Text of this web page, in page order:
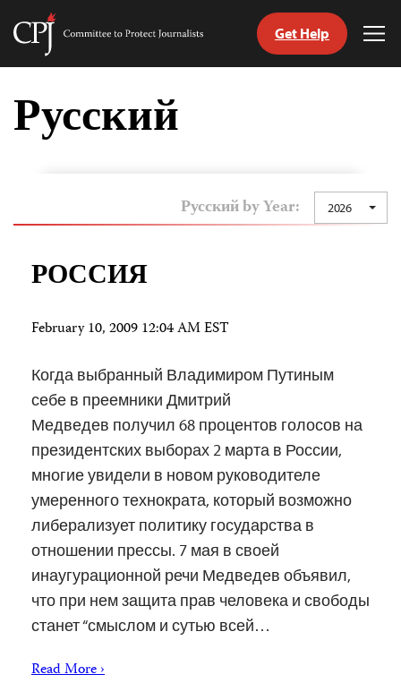
Skip
content
Committee
Journalists
Get Help
Русский
Русский by Year: 2026
РОССИЯ
February 10, 2009 12:04 AM EST
Когда выбранный Владимиром Путиным
себе в преемники Дмитрий
Медведев получил 68 процентов голосов на
президентских выборах 2 марта в России,
многие увидели в новом руководителе
умеренного технократа, который возможно
либерализует политику государства в
отношении прессы. 7 мая в своей
инаугурационной речи Медведев объявил,
что при нем защита прав человека и свободы
станет “смыслом и сутью всей…
Read More ›